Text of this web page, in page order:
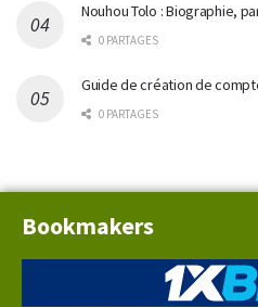
Nouhou Tolo : Biographie,
0 PARTAGES
Guide de création de
0 PARTAGES
Bookmakers